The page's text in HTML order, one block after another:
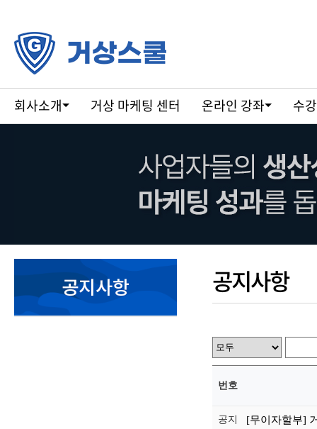
회사소개 거상 마케팅 센터 온라인 강좌 수
공지사항
번호
공지 [무이자할부]